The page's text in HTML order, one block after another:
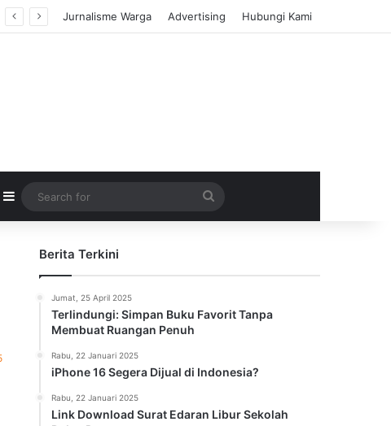
Jurnalisme Warga Advertising Hubungi Kami
Article
Sidebar
for
Berita Terkini
Jumat, 25 April 2025
Terlindungi: Simpan Buku Favorit Tanpa
Membuat Ruangan Penuh
Rabu, 22 Januari 2025
iPhone 16 Segera Dijual di Indonesia?
Rabu, 22 Januari 2025
Link Download Surat Edaran Libur Sekolah